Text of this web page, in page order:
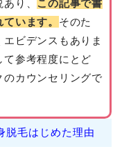
り、 この記事で書
います。 そのた
ビデンスもありま
参考程度にとど
カウンセリングで
脱毛はじめた理由